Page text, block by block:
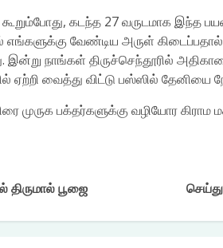
கூறும்போது, கடந்த 27 வருடமாக
எங்களுக்கு வேண்டிய அருள்
நாங்கள் திருச்செந்தூரில்
ஏற்றி வைத்து விட்டு பஸ்ஸில்
முருக பக்தர்களுக்கு வழியோர
பூஜை